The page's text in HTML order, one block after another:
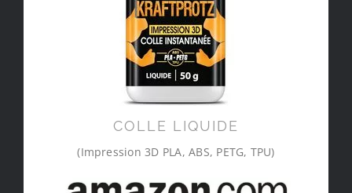
COLLE LIQUIDE
(Impression 3D PLA, ABS, PETG, TPU)